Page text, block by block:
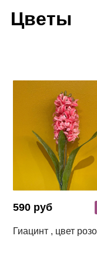
Цветы
590 руб
Гиацинт , цвет